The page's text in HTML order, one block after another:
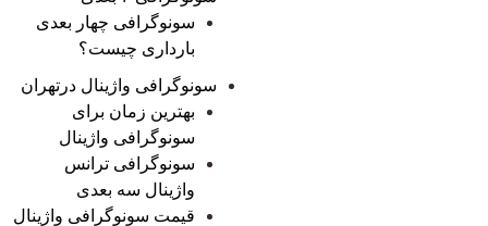
سونوگرافی چهار بعدی
بارداری چیست؟
سونوگرافی واژینال درتهران
بهترین زمان برای
سونوگرافی واژینال
سونوگرافی ترانس
واژینال سه بعدی
قیمت سونوگرافی واژینال